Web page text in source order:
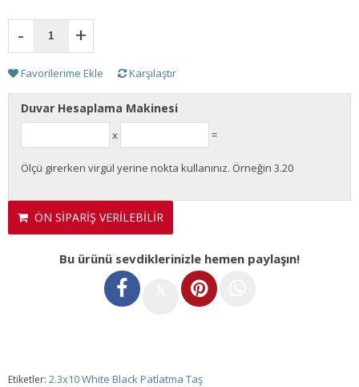
- +
Favorilerime Ekle Karşılaştır
Duvar Hesaplama Makinesi
x =
Ölçü girerken virgül yerine nokta kullanınız. Örneğin 3.20
ÖN SİPARİŞ VERİLEBİLİR
Bu ürünü sevdiklerinizle hemen paylaşın!
Etiketler: 2.3x10 White Black Patlatma Taş